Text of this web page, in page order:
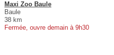
Maxi Zoo Baule
Baule
38 km
Fermée, ouvre demain à 9h30